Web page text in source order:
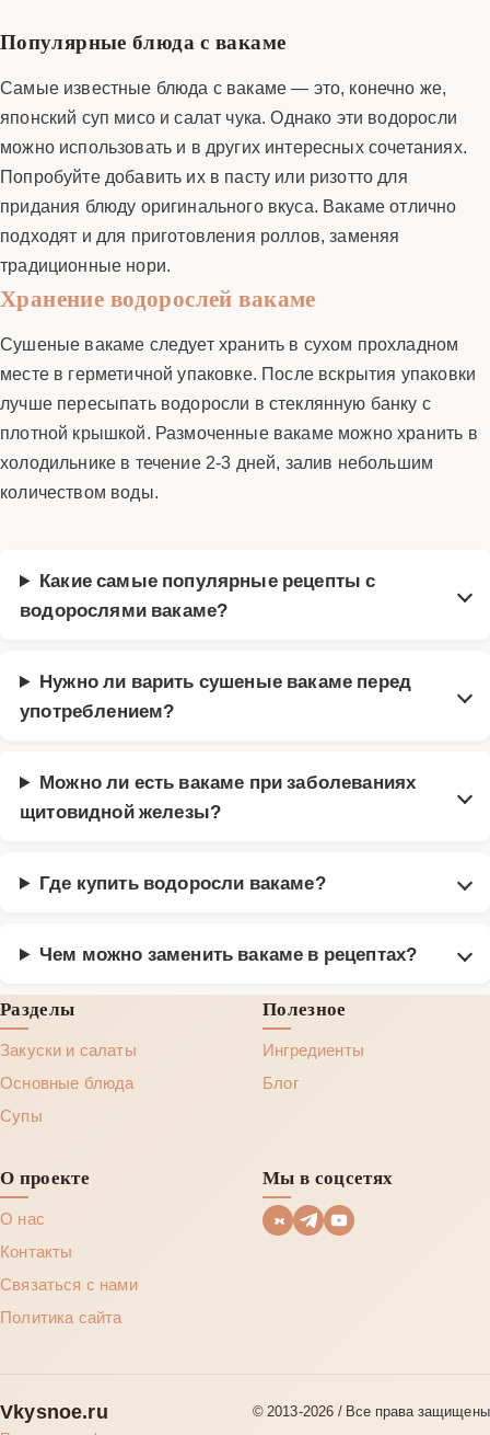
Популярные блюда с вакаме
Самые известные блюда с вакаме — это, конечно же,
японский суп мисо и салат чука. Однако эти водоросли
можно использовать и в других интересных сочетаниях.
Попробуйте добавить их в пасту или ризотто для
придания блюду оригинального вкуса. Вакаме отлично
подходят и для приготовления роллов, заменяя
традиционные нори.
Хранение водорослей вакаме
Сушеные вакаме следует хранить в сухом прохладном
месте в герметичной упаковке. После вскрытия упаковки
лучше пересыпать водоросли в стеклянную банку с
плотной крышкой. Размоченные вакаме можно хранить в
холодильнике в течение 2-3 дней, залив небольшим
количеством воды.
Какие самые популярные рецепты с
водорослями вакаме?
Нужно ли варить сушеные вакаме перед
употреблением?
Можно ли есть вакаме при заболеваниях
щитовидной железы?
Где купить водоросли вакаме?
Чем можно заменить вакаме в рецептах?
Разделы
Закуски и салаты
Основные блюда
Супы
Полезное
Ингредиенты
Блог
О проекте
О нас
Контакты
Связаться с нами
Политика сайта
Мы в соцсетях
Vkysnoe.ru
© 2013‑2026 / Все права защищены